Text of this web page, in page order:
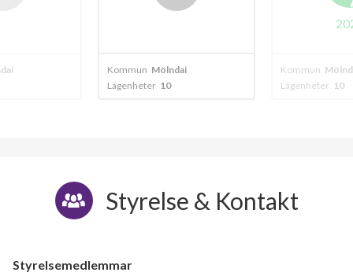
Kommun Mölndal
Lägenheter 10
Kommun
Lägenheter 10
Styrelse & Kontakt
Styrelsemedlemmar